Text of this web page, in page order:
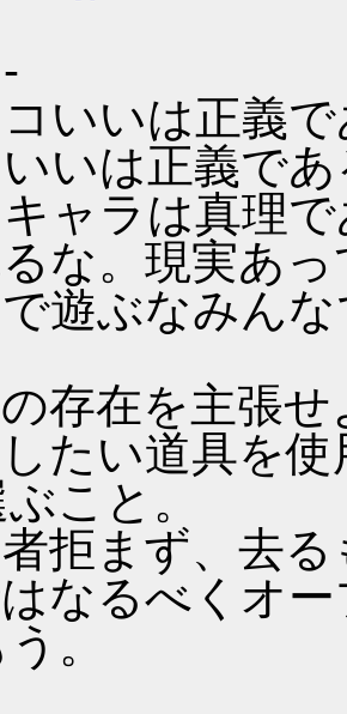
いいは正義
いは正義で
ャラは真理
な。現実あ
遊ぶなみん
存在を主張
たい道具を
こと。
拒まず、去
なるべくオ
。